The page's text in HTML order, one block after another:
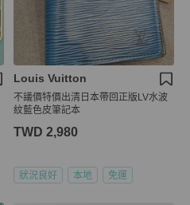
Louis Vuitton
不議價特價出清日本帶回正版LV水波
紋藍色皮筆記本
TWD 2,980
狀況良好 本地 免運